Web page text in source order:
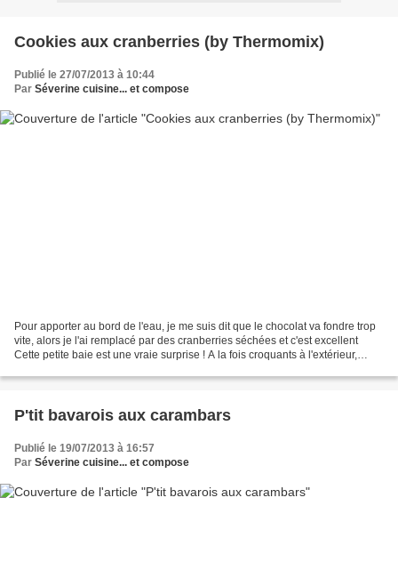
Cookies aux cranberries (by Thermomix)
Publié le 27/07/2013 à 10:44
Par Séverine cuisine... et compose
Pour apporter au bord de l'eau, je me suis dit que le chocolat va fondre trop
vite, alors je l'ai remplacé par des cranberries séchées et c'est excellent
Cette petite baie est une vraie surprise ! A la fois croquants à l'extérieur,
P'tit bavarois aux carambars
Publié le 19/07/2013 à 16:57
Par Séverine cuisine... et compose